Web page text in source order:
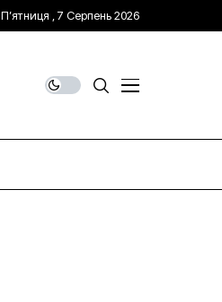
П’ятниця , 7 Серпень 2026